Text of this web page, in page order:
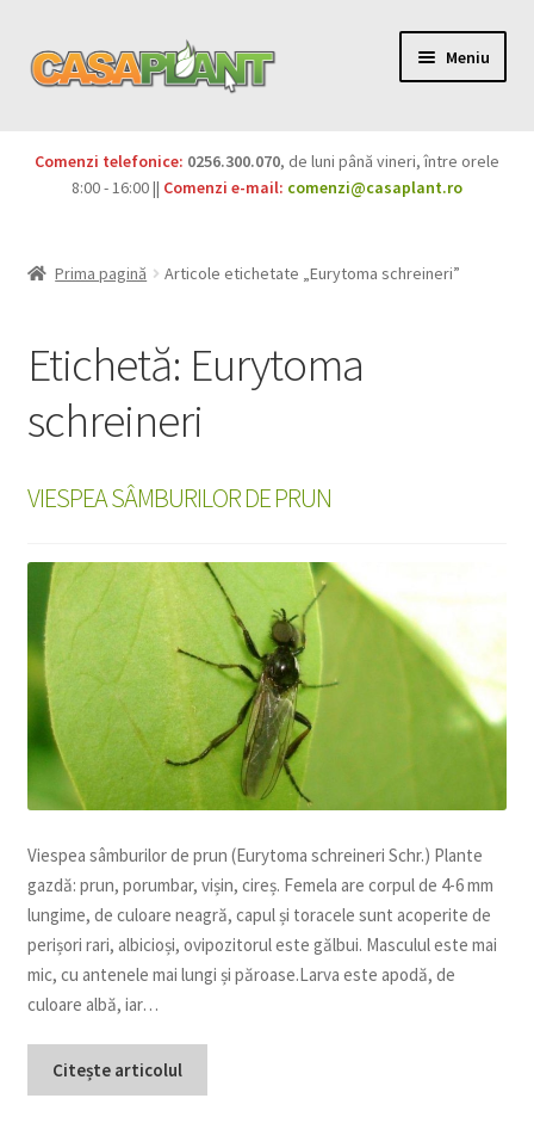
Meniu
Pesticide
Produse BIO
Casa și grădina
Sere și solarii
Comenzi telefonice: 0256.300.070, de luni până vineri, între orele
8:00 - 16:00 || Comenzi e-mail: comenzi@casaplant.ro
Prima pagină Articole etichetate „Eurytoma schreineri”
Etichetă: Eurytoma
schreineri
VIESPEA SÂMBURILOR DE PRUN
Viespea sâmburilor de prun (Eurytoma schreineri Schr.) Plante
gazdă: prun, porumbar, vișin, cireș. Femela are corpul de 4-6 mm
lungime, de culoare neagră, capul și toracele sunt acoperite de
perișori rari, albicioși, ovipozitorul este gălbui. Masculul este mai
mic, cu antenele mai lungi și păroase.Larva este apodă, de
culoare albă, iar…
Citește articolul